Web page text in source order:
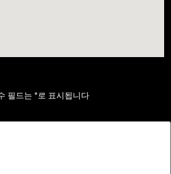
필드는 *로 표시됩니다